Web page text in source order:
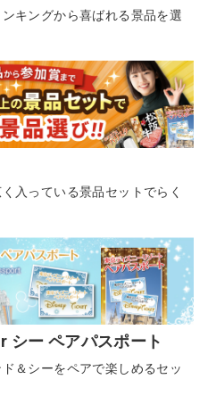
キングから喜ばれる景品を選
入っている景品セットでらく
シー ペアパスポート
＆シーをペアで楽しめるセッ